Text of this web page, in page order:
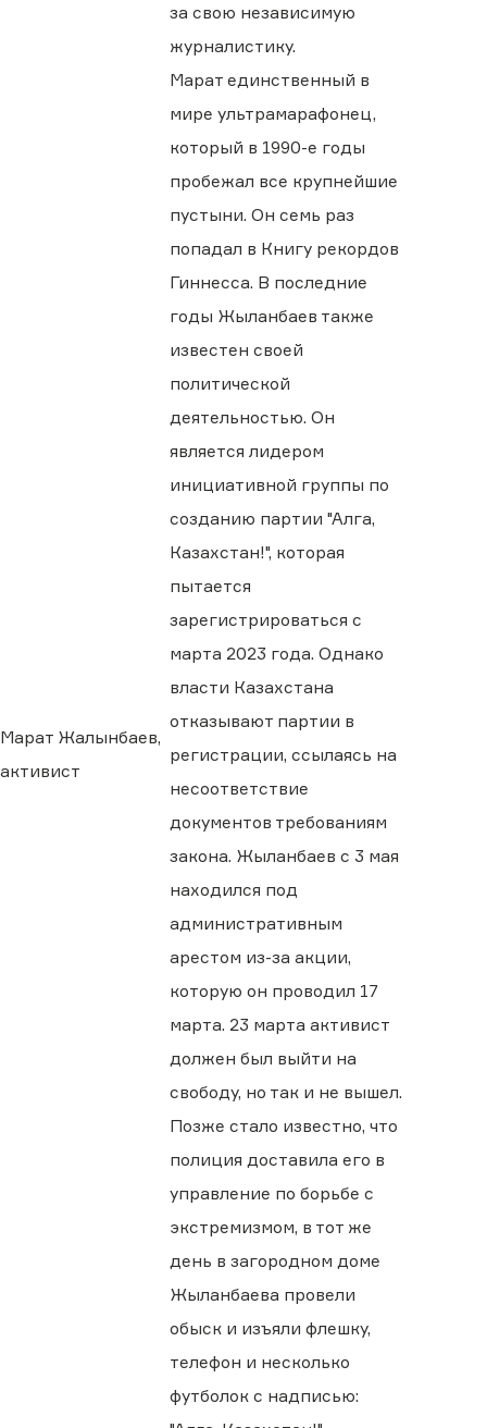
за свою независимую
журналистику.
Марат Жалынбаев,
активист
Марат единственный в
мире ультрамарафонец,
который в 1990-е годы
пробежал все крупнейшие
пустыни. Он семь раз
попадал в Книгу рекордов
Гиннесса. В последние
годы Жыланбаев также
известен своей
политической
деятельностью. Он
является лидером
инициативной группы по
созданию партии "Алга,
Казахстан!", которая
пытается
зарегистрироваться с
марта 2023 года. Однако
власти Казахстана
отказывают партии в
регистрации, ссылаясь на
несоответствие
документов требованиям
закона. Жыланбаев с 3 мая
находился под
административным
арестом из-за акции,
которую он проводил 17
марта. 23 марта активист
должен был выйти на
свободу, но так и не вышел.
Позже стало известно, что
полиция доставила его в
управление по борьбе с
экстремизмом, в тот же
день в загородном доме
Жыланбаева провели
обыск и изъяли флешку,
телефон и несколько
футболок с надписью: